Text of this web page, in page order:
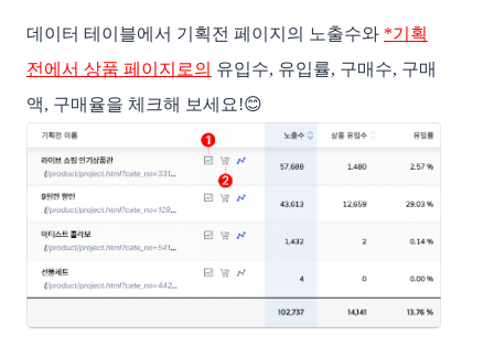
데이터 테이블에서 기획전 페이지의 노출수와 *기획
전에서 상품 페이지로의 유입수, 유입률, 구매수, 구매
액, 구매율을 체크해 보세요!😊